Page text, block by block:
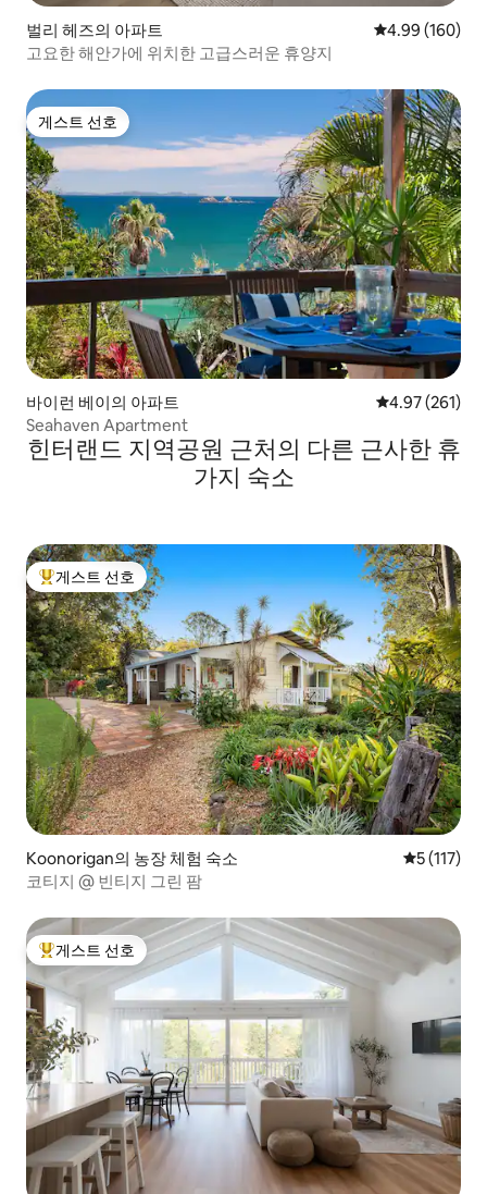
벌리 헤즈의 아파트 평점 4.99점(5
4.99 (160)
고요한 해안가에 위치한 고급스러운 휴양지
게스트 선호
게스트 선호
바이런 베이의 아파트 평점 4.97점(5
4.97 (261)
Seahaven Apartment
힌터랜드 지역공원 근처의 다른 근사한 휴
가지 숙소
상위 게스트 선호
게스트 선호
Koonorigan의 농장 체험 숙소 평점 5점(5
5 (117)
코티지 @ 빈티지 그린 팜
상위 게스트 선호
게스트 선호